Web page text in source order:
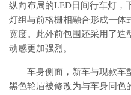
纵向布局的LED日间行车灯，
灯组与前格栅相融合形成一体
宽度。此外前包围还采用了造
动感更加强烈。
车身侧面，新车与现款车
黑色轮眉被修改为与车身同色